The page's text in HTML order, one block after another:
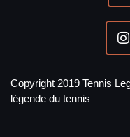
Copyright 2019 Tennis
légende du tennis